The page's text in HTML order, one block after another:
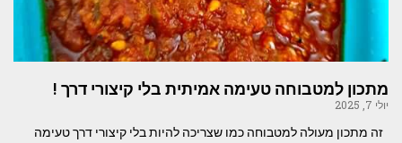
מתכון למטבוחה טעימה אמיתית בלי קיצורי דרך !
יולי 7, 2025
זה מתכון מעולה למטבוחה כמו שצריכה להיות בלי קיצורי דרך טעימה